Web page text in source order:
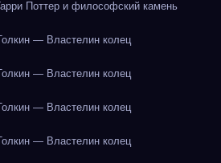
Поттер и философский камень
— Властелин колец
— Властелин колец
— Властелин колец
— Властелин колец